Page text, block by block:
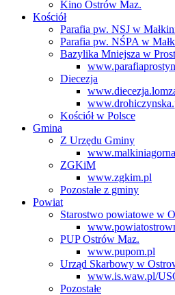
Kino Ostrów Maz.
Kościół
Parafia pw. NSJ w
Parafia pw. NŚPA w
Bazylika Mniejsza w
Diecezja
Kościół w Polsce
Gmina
Z Urzędu Gminy
ZGKiM
www.zgkim.pl
Pozostałe z gminy
Powiat
Starostwo powiatowe w
PUP Ostrów Maz.
www.pupom.pl
Urząd Skarbowy w
www.is.waw.pl/
Pozostałe